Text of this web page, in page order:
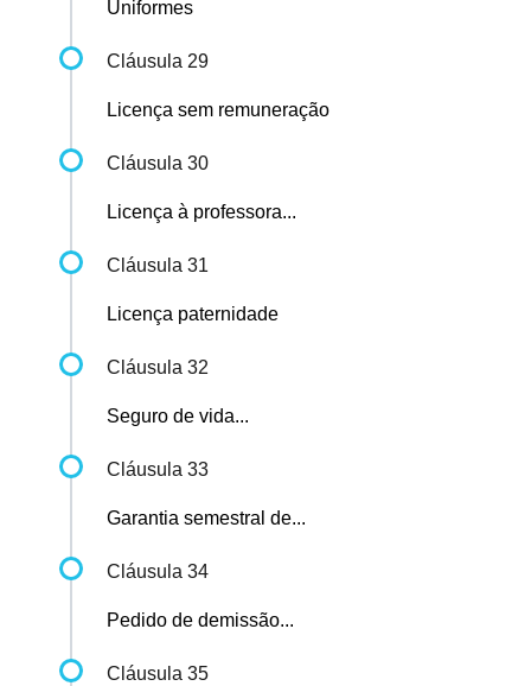
Uniformes
Cláusula 29
Licença sem remuneração
Cláusula 30
Licença à professora...
Cláusula 31
Licença paternidade
Cláusula 32
Seguro de vida...
Cláusula 33
Garantia semestral de...
Cláusula 34
Pedido de demissão...
Cláusula 35